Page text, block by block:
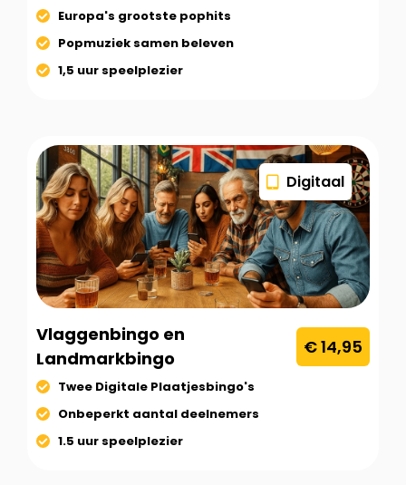
Europa's grootste pophits
Popmuziek samen beleven
1,5 uur speelplezier
Digitaal
Vlaggenbingo en
Landmarkbingo
€ 14,95
Twee Digitale Plaatjesbingo's
Onbeperkt aantal deelnemers
1.5 uur speelplezier